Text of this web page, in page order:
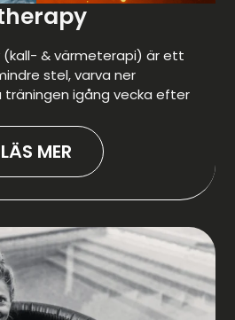
& värmeterapi) är ett
stel, varva ner
träningen igång vecka efter
LÄS MER